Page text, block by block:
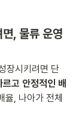
, 물류 운영
장시키려면 단
르고 안정적인 배
율, 나아가 전체